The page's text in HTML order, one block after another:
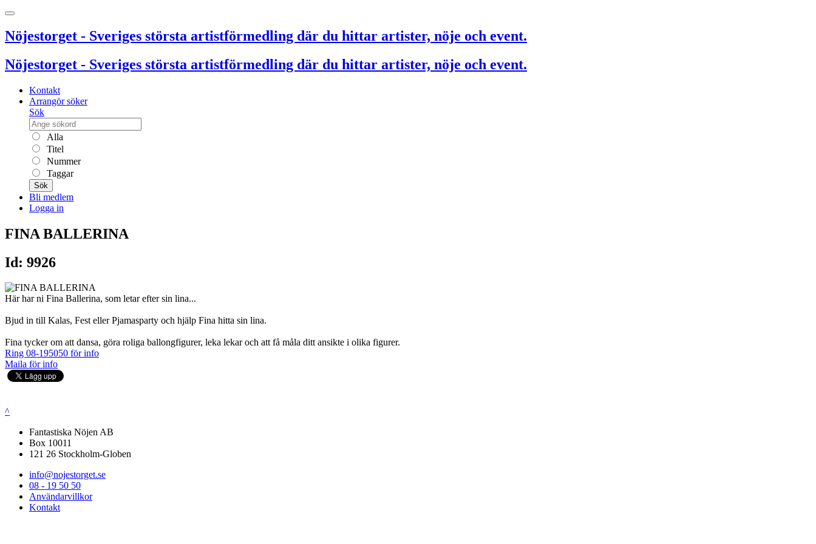
Nöjestorget - Sveriges största artistförmedling där du hittar artister, nöje och event.
Nöjestorget - Sveriges största artistförmedling där du hittar artister, nöje och event.
Kontakt
Arrangör söker
Sök
Alla
Titel
Nummer
Taggar
Sök
Bli medlem
Logga in
FINA BALLERINA
Id: 9926
Här har ni Fina Ballerina, som letar efter sin lina...
Bjud in till Kalas, Fest eller Pjamasparty och hjälp Fina hitta sin lina.
Fina tycker om att dansa, göra roliga ballongfigurer, leka lekar och att få måla ditt ansikte i olika figurer.
Ring 08-195050 för info
Maila för info
^
Fantastiska Nöjen AB
Box 10011
121 26 Stockholm-Globen
info@nojestorget.se
08 - 19 50 50
Användarvillkor
Kontakt